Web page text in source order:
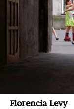
Florencia Levy